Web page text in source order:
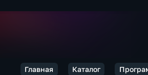
Главная Каталог